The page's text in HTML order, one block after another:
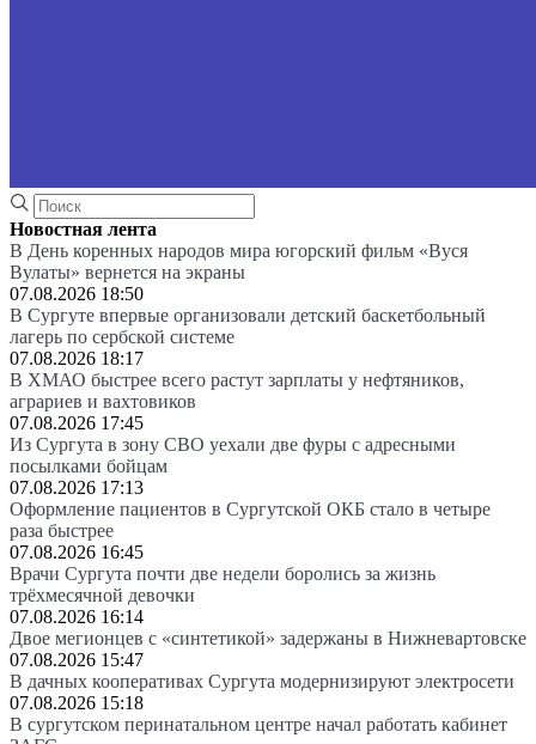
Новостная лента
В День коренных народов мира югорский фильм «Вуся
Вулаты» вернется на экраны
07.08.2026 18:50
В Сургуте впервые организовали детский баскетбольный
лагерь по сербской системе
07.08.2026 18:17
В ХМАО быстрее всего растут зарплаты у нефтяников,
аграриев и вахтовиков
07.08.2026 17:45
Из Сургута в зону СВО уехали две фуры с адресными
посылками бойцам
07.08.2026 17:13
Оформление пациентов в Сургутской ОКБ стало в четыре
раза быстрее
07.08.2026 16:45
Врачи Сургута почти две недели боролись за жизнь
трёхмесячной девочки
07.08.2026 16:14
Двое мегионцев с «синтетикой» задержаны в Нижневартовске
07.08.2026 15:47
В дачных кооперативах Сургута модернизируют электросети
07.08.2026 15:18
В сургутском перинатальном центре начал работать кабинет